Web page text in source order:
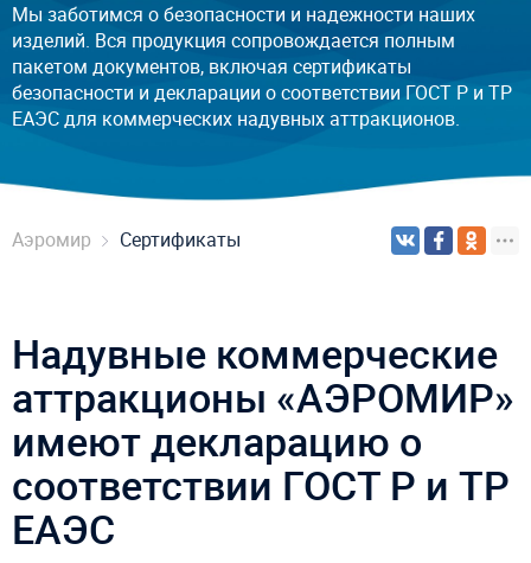
Мы заботимся о безопасности и надежности наших
изделий. Вся продукция сопровождается полным
пакетом документов, включая сертификаты
безопасности и декларации о соответствии ГОСТ Р и ТР
ЕАЭС для коммерческих надувных аттракционов.
Аэромир Сертификаты
Надувные коммерческие
аттракционы «АЭРОМИР»
имеют декларацию о
соответствии ГОСТ Р и ТР
ЕАЭС